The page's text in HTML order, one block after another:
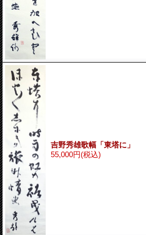
吉野秀雄歌幅「東塔に」
55,000円(税込)